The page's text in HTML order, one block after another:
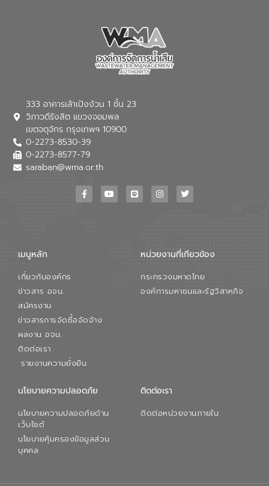
(อจน.) มาผสานกับประสบการณ์และ
เทคโนโลยีโครงข่ายน้ำครบวงจรในพื้นที่ EEC
ของอีสท์ วอเตอร์ เพื่อร่วมกันศึกษา
เทคโนโลยีการปรับปรุงคุณภาพน้ำ (Water
Reuse) และพัฒนารูปแบบการดำเนินงาน
ใช้น้ำที่พุ่งสูงขึ้นจากการขยายตัวของ
การองค์การจัดการน้ำเสีย กล่าวถึงภารกิจ
เพื่อสนับสนุนการพัฒนาเมืองอย่างยั่งยืน
ขณะที่ นายบดินทร์ อุดล กรรมการผู้อำนวย
สมดุลทางเศรษฐกิจและสิ่งแวดล้อมได้อย่าง
ภาคเอกชนในครั้งนี้ นับเป็นก้าวสำคัญของ
องค์การจัดการน้ำเสีย (อจน.) ในการร่วมวาง
333 อาคารเล้าเป้งง้วน 1 ชั้น 23
วิภาวดีรังสิต แขวงจอมพล
เขตจตุจักร กรุงเทพฯ 10900
0-2273-8530-39
0-2273-8577-79
saraban@wma.or.th
เมนูหลัก
เกี่ยวกับองค์กร
ข่าวสาร อจน.
สมัครงาน
ข่าวสารการจัดซื้อจัดจ้าง
ผลงาน อจน.
ติดต่อเรา
รายงานความยั่งยืน
หน่วยงานที่เกียวข้อง
กระทรวงมหาดไทย
องค์การมหาชนและรัฐวิสาหกิจ
นโยบายความปลอดภัย
นโยบายความปลอดภัยด้าน
เว็บไซต์
นโยบายคุ้มครองข้อมูลส่วน
บุคคล
ติดต่อเรา
ติดต่อหน่วยงานภายใน